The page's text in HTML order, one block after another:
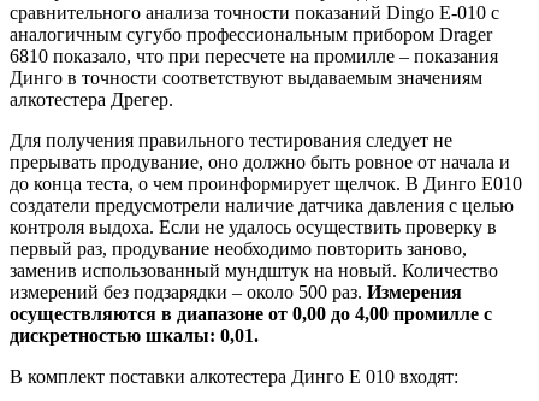
сравнительного анализа точности показаний Dingo Е-010 с
аналогичным сугубо профессиональным прибором Drager
6810 показало, что при пересчете на промилле – показания
Динго в точности соответствуют выдаваемым значениям
алкотестера Дрегер.
Для получения правильного тестирования следует не
прерывать продувание, оно должно быть ровное от начала и
до конца теста, о чем проинформирует щелчок. В Динго Е010
создатели предусмотрели наличие датчика давления с целью
контроля выдоха. Если не удалось осуществить проверку в
первый раз, продувание необходимо повторить заново,
заменив использованный мундштук на новый. Количество
измерений без подзарядки – около 500 раз. Измерения
осуществляются в диапазоне от 0,00 до 4,00 промилле с
дискретностью шкалы: 0,01.
В комплект поставки алкотестера Динго Е 010 входят: